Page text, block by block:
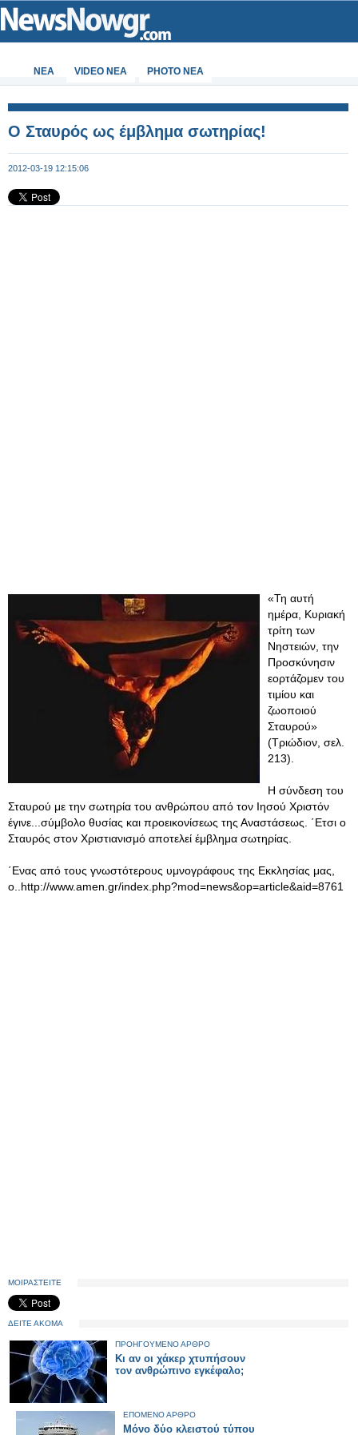
ΝΕΑ VIDEO NEA PHOTO NEA
Ο Σταυρός ως έμβλημα σωτηρίας!
2012-03-19 12:15:06
«Τη αυτή
ημέρα, Κυριακή
τρίτη των
Νηστειών, την
Προσκύνησιν
εορτάζομεν του
τιμίου και
ζωοποιού
Σταυρού»
(Τριώδιον, σελ.
213).
Η σύνδεση του
Σταυρού με την σωτηρία του ανθρώπου από τον Ιησού Χριστόν
έγινε...σύμβολο θυσίας και προεικονίσεως της Αναστάσεως. ΄Ετσι ο
Σταυρός στον Χριστιανισμό αποτελεί έμβλημα σωτηρίας.
΄Ενας από τους γνωστότερους υμνογράφους της Εκκλησίας μας,
ο..http://www.amen.gr/index.php?mod=news&op=article&aid=8761
ΜΟΙΡΑΣΤΕΙΤΕ
ΔΕΙΤΕ ΑΚΟΜΑ
ΠΡΟΗΓΟΥΜΕΝΟ ΑΡΘΡΟ
Κι αν οι χάκερ χτυπήσουν
τον ανθρώπινο εγκέφαλο;
ΕΠΟΜΕΝΟ ΑΡΘΡΟ
Mόνο δύο κλειστού τύπου